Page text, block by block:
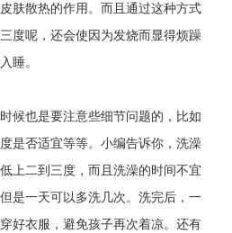
肤散热的作用。而且通过这种方式
度呢，还会使因为发烧而显得烦躁
睡。
候也是要注意些细节问题的，比如
是否适宜等等。小编告诉你，洗澡
上二到三度，而且洗澡的时间不宜
是一天可以多洗几次。洗完后，一
好衣服，避免孩子再次着凉。还有